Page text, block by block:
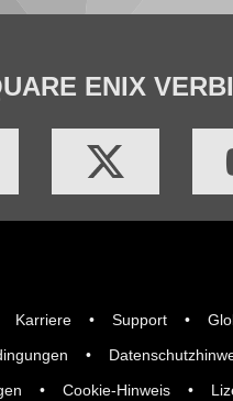
ENIX
Karriere Support
Cookie-Hinweis